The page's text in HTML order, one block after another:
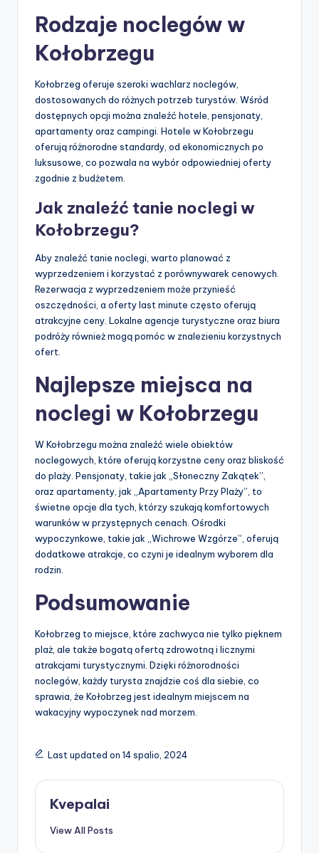
Rodzaje noclegów w
Kołobrzegu
Kołobrzeg oferuje szeroki wachlarz noclegów,
dostosowanych do różnych potrzeb turystów. Wśród
dostępnych opcji można znaleźć hotele, pensjonaty,
apartamenty oraz campingi. Hotele w Kołobrzegu
oferują różnorodne standardy, od ekonomicznych po
luksusowe, co pozwala na wybór odpowiedniej oferty
zgodnie z budżetem.
Jak znaleźć tanie noclegi w
Kołobrzegu?
Aby znaleźć tanie noclegi, warto planować z
wyprzedzeniem i korzystać z porównywarek cenowych.
Rezerwacja z wyprzedzeniem może przynieść
oszczędności, a oferty last minute często oferują
atrakcyjne ceny. Lokalne agencje turystyczne oraz biura
podróży również mogą pomóc w znalezieniu korzystnych
ofert.
Najlepsze miejsca na
noclegi w Kołobrzegu
W Kołobrzegu można znaleźć wiele obiektów
noclegowych, które oferują korzystne ceny oraz bliskość
do plaży. Pensjonaty, takie jak „Słoneczny Zakątek”,
oraz apartamenty, jak „Apartamenty Przy Plaży”, to
świetne opcje dla tych, którzy szukają komfortowych
warunków w przystępnych cenach. Ośrodki
wypoczynkowe, takie jak „Wichrowe Wzgórze”, oferują
dodatkowe atrakcje, co czyni je idealnym wyborem dla
rodzin.
Podsumowanie
Kołobrzeg to miejsce, które zachwyca nie tylko pięknem
plaż, ale także bogatą ofertą zdrowotną i licznymi
atrakcjami turystycznymi. Dzięki różnorodności
noclegów, każdy turysta znajdzie coś dla siebie, co
sprawia, że Kołobrzeg jest idealnym miejscem na
wakacyjny wypoczynek nad morzem.
Last updated on 14 spalio, 2024
Kvepalai
View All Posts